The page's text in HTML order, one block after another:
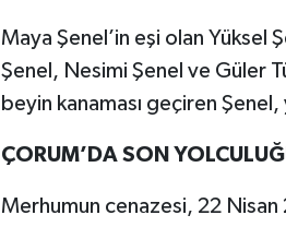
Maya Şenel’in eşi olan Yüksel
Şenel, Nesimi Şenel ve Güler
beyin kanaması geçiren
ÇORUM’DA SON
Merhumun cenazesi, 22